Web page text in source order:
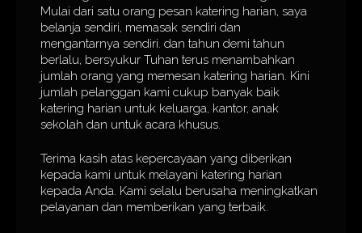
Mulai dari satu orang pesan katering harian, saya
belanja sendiri, memasak sendiri dan
mengantarnya sendiri. dan tahun demi tahun
berlalu, bersyukur Tuhan terus menambahkan
jumlah orang yang memesan katering harian. Kini
jumlah pelanggan kami cukup banyak baik
katering harian untuk keluarga, kantor, anak
sekolah dan untuk acara khusus.
Terima kasih atas kepercayaan yang diberikan
kepada kami untuk melayani katering harian
kepada Anda. Kami selalu berusaha meningkatkan
pelayanan dan memberikan yang terbaik.